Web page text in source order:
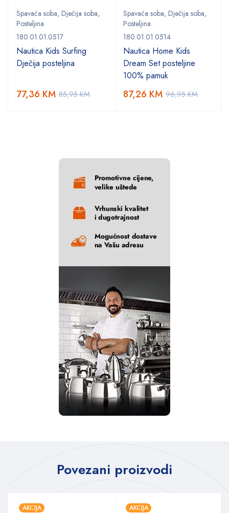
Spavaća soba, Dječija soba,
Posteljina
180.01.01.0517
Nautica Kids Surfing
Dječija posteljina
85,95KM
77,36 KM
Spavaća soba, Dječija soba,
Posteljina
180.01.01.0514
Nautica Home Kids
Dream Set posteljine
100% pamuk
96,95KM
87,26 KM
Povezani proizvodi
AKCIJA AKCIJA